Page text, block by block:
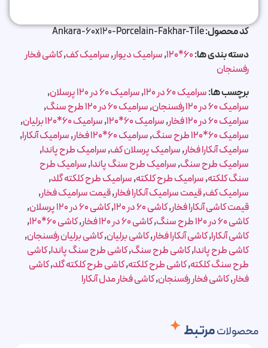
کد محصول:Ankara-60x120-Porcelain-Fakhar-Tile
دسته بندی ها:60*120
,سرامیک دیوار,سرامیک کف,کاشی فخار
رفسنجان
برچسب ها:سرامیک 60 در 120 ,سرامیک 60 در 120 پرسلان
,
سرامیک 60 در 120 رفسنجان
,سرامیک 60 در 120 طرح سنگ
,
سرامیک 60 در 120 فخار
,سرامیک 60*120 ,سرامیک 60*120 برلیان
,
سرامیک 60*120 طرح سنگ
,سرامیک 60*120 فخار ,سرامیک آنکارا,
سرامیک آنکارا فخار,سرامیک پرسلان کف,سرامیک طرح پاندا,
سرامیک طرح سنگ,سرامیک طرح سنگ پاندا,سرامیک طرح
سنگ کلکته,سرامیک طرح کلکته,سرامیک طرح کلکته گلد,
سرامیک کف,قیمت سرامیک آنکارا فخار,قیمت سرامیک فخار,
قیمت کاشی آنکارا فخار,کاشی 60 در 120 ,کاشی 60 در 120 پرسلان
,
کاشی 60 در 120 طرح سنگ
,کاشی 60 در 120 فخار ,کاشی 60*120
,
کاشی آنکارا,کاشی آنکارا فخار,کاشی برلیان,کاشی برلیان رفسنجان,
کاشی طرح پاندا,کاشی طرح سنگ,کاشی طرح سنگ پاندا,کاشی
طرح سنگ کلکته,کاشی طرح کلکته,کاشی طرح کلکته گلد,کاشی
فخار,کاشی فخار رفسنجان,کاشی فخار مدل آنکارا
محصولاتمرتبط